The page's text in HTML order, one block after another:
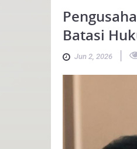
Batasi
Jun 2, 2026